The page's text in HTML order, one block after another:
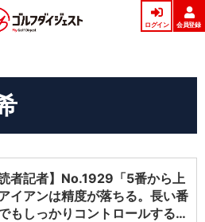
ログイン 会員登録
読者記者】No.1929「5番から上
イアンは精度が落ちる。長い番
もしっかりコントロールする…